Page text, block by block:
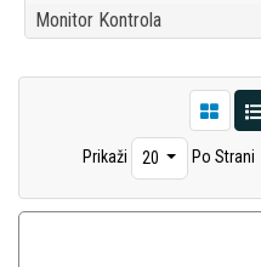
Monitor Kontrola
Prikaži 20 Po Strani